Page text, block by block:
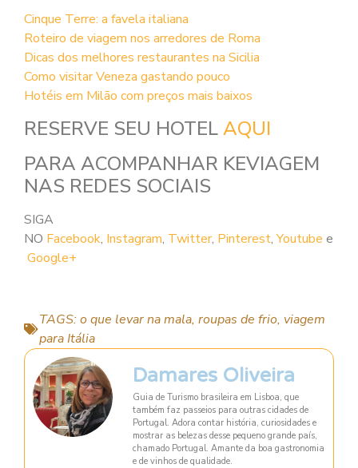
Cinque Terre: a favela italiana
Roteiro de viagem nos arredores de Roma
Dicas dos melhores restaurantes na Sicilia
Como visitar Veneza gastando pouco
Hotéis em Milão com preços mais baixos
RESERVE SEU HOTELAQUI
PARA ACOMPANHAR KEVIAGEM
NAS REDES SOCIAIS
SIGA
NO Facebook, Instagram, Twitter, Pinterest,Youtube e
Google+
TAGS:o que levar na mala, roupas de frio, viagem
para Itália
Damares Oliveira
Guia de Turismo brasileira em Lisboa, que
também faz passeios para outras cidades de
Portugal. Adora contar história, curiosidades e
mostrar as belezas desse pequeno grande país,
chamado Portugal. Amante da boa gastronomia
e de vinhos de qualidade.